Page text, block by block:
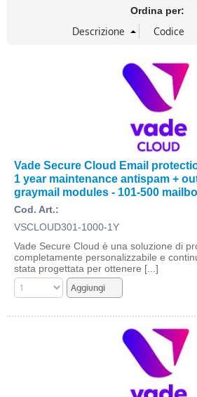
ASSISTENZA
Certificazioni
Newsletter
PROMO ATTIVE
Ordina per:
Vade Secure Cloud Email
1 year maintenance antispam +
graymail modules - 101-500
Cod. Art.:
VSCLOUD301-1000-1Y
Vade Secure Cloud è una soluzione di
completamente personalizzabile e
stata progettata per ottenere [...]